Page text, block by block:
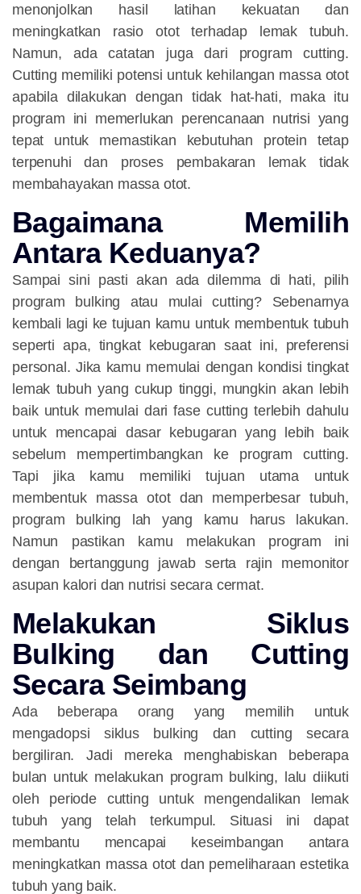
menonjolkan hasil latihan kekuatan dan
meningkatkan rasio otot terhadap lemak tubuh.
Namun, ada catatan juga dari program cutting.
Cutting memiliki potensi untuk kehilangan massa otot
apabila dilakukan dengan tidak hat-hati, maka itu
program ini memerlukan perencanaan nutrisi yang
tepat untuk memastikan kebutuhan protein tetap
terpenuhi dan proses pembakaran lemak tidak
membahayakan massa otot.
Bagaimana Memilih
Antara Keduanya?
Sampai sini pasti akan ada dilemma di hati, pilih
program bulking atau mulai cutting? Sebenarnya
kembali lagi ke tujuan kamu untuk membentuk tubuh
seperti apa, tingkat kebugaran saat ini, preferensi
personal. Jika kamu memulai dengan kondisi tingkat
lemak tubuh yang cukup tinggi, mungkin akan lebih
baik untuk memulai dari fase cutting terlebih dahulu
untuk mencapai dasar kebugaran yang lebih baik
sebelum mempertimbangkan ke program cutting.
Tapi jika kamu memiliki tujuan utama untuk
membentuk massa otot dan memperbesar tubuh,
program bulking lah yang kamu harus lakukan.
Namun pastikan kamu melakukan program ini
dengan bertanggung jawab serta rajin memonitor
asupan kalori dan nutrisi secara cermat.
Melakukan Siklus
Bulking dan Cutting
Secara Seimbang
Ada beberapa orang yang memilih untuk
mengadopsi siklus bulking dan cutting secara
bergiliran. Jadi mereka menghabiskan beberapa
bulan untuk melakukan program bulking, lalu diikuti
oleh periode cutting untuk mengendalikan lemak
tubuh yang telah terkumpul. Situasi ini dapat
membantu mencapai keseimbangan antara
meningkatkan massa otot dan pemeliharaan estetika
tubuh yang baik.